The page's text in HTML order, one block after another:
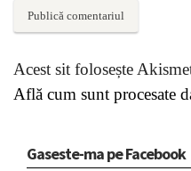
Acest sit folosește
Află cum sunt procesate
Gaseste-ma pe Facebook